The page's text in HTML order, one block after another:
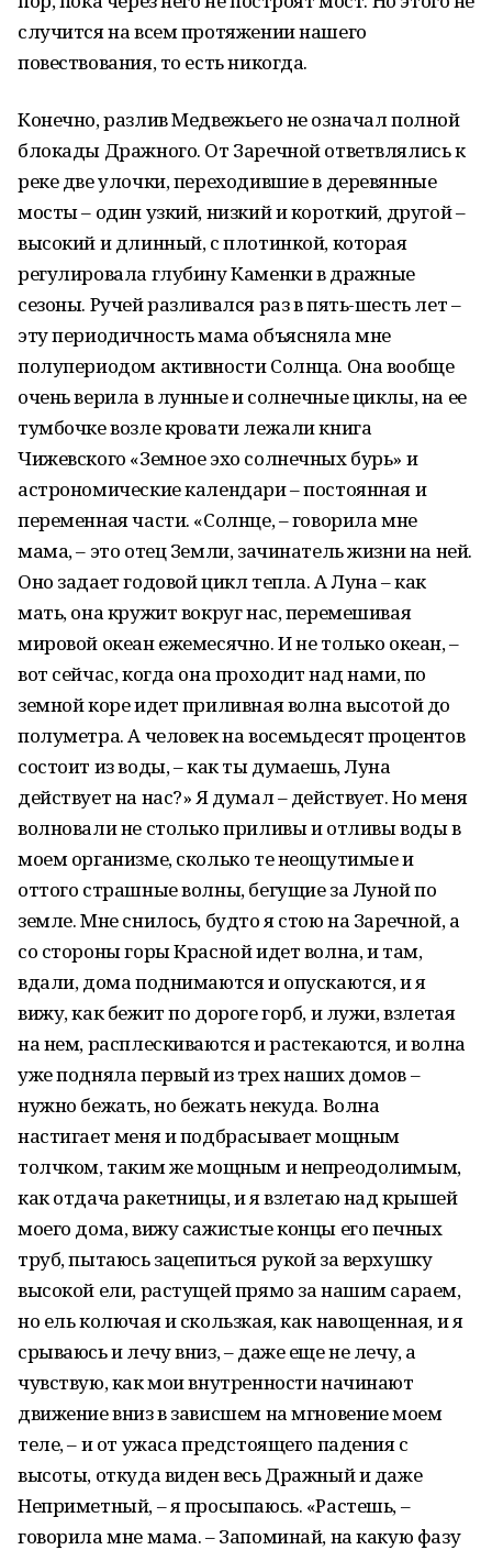
случится на всем протяжении нашего
повествования, то есть никогда.
Конечно, разлив Медвежьего не означал полной
блокады Дражного. От Заречной ответвлялись к
реке две улочки, переходившие в деревянные
мосты – один узкий, низкий и короткий, другой –
высокий и длинный, с плотинкой, которая
регулировала глубину Каменки в дражные
сезоны. Ручей разливался раз в пять-шесть лет –
эту периодичность мама объясняла мне
полупериодом активности Солнца. Она вообще
очень верила в лунные и солнечные циклы, на ее
тумбочке возле кровати лежали книга
Чижевского «Земное эхо солнечных бурь» и
астрономические календари – постоянная и
переменная части. «Солнце, – говорила мне
мама, – это отец Земли, зачинатель жизни на ней.
Оно задает годовой цикл тепла. А Луна – как
мать, она кружит вокруг нас, перемешивая
мировой океан ежемесячно. И не только океан, –
вот сейчас, когда она проходит над нами, по
земной коре идет приливная волна высотой до
полуметра. А человек на восемьдесят процентов
состоит из воды, – как ты думаешь, Луна
действует на нас?» Я думал – действует. Но меня
волновали не столько приливы и отливы воды в
моем организме, сколько те неощутимые и
оттого страшные волны, бегущие за Луной по
земле. Мне снилось, будто я стою на Заречной, а
со стороны горы Красной идет волна, и там,
вдали, дома поднимаются и опускаются, и я
вижу, как бежит по дороге горб, и лужи, взлетая
на нем, расплескиваются и растекаются, и волна
уже подняла первый из трех наших домов –
нужно бежать, но бежать некуда. Волна
настигает меня и подбрасывает мощным
толчком, таким же мощным и непреодолимым,
как отдача ракетницы, и я взлетаю над крышей
моего дома, вижу сажистые концы его печных
труб, пытаюсь зацепиться рукой за верхушку
высокой ели, растущей прямо за нашим сараем,
но ель колючая и скользкая, как навощенная, и я
срываюсь и лечу вниз, – даже еще не лечу, а
чувствую, как мои внутренности начинают
движение вниз в зависшем на мгновение моем
теле, – и от ужаса предстоящего падения с
высоты, откуда виден весь Дражный и даже
Неприметный, – я просыпаюсь. «Растешь, –
говорила мне мама. – Запоминай, на какую фазу